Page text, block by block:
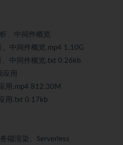
、中间件概览
中间件概览.mp4 1.10G
中间件概览.txt 0.26kb
应用
用.mp4 812.30M
用.txt 0.17kb
端渲染、Serverless